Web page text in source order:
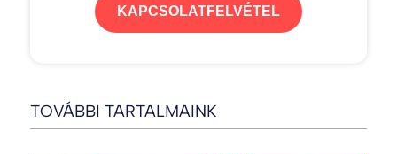
KAPCSOLATFELVÉTEL
TOVÁBBI TARTALMAINK